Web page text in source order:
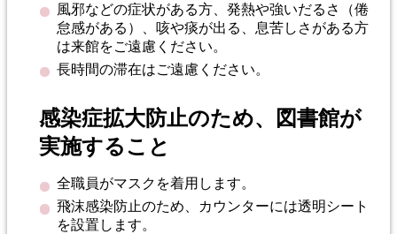
風邪などの症状がある方、発熱や強いだるさ（倦
怠感がある）、咳や痰が出る、息苦しさがある方
は来館をご遠慮ください。
長時間の滞在はご遠慮ください。
感染症拡大防止のため、図書館が
実施すること
全職員がマスクを着用します。
飛沫感染防止のため、カウンターには透明シート
を設置します。